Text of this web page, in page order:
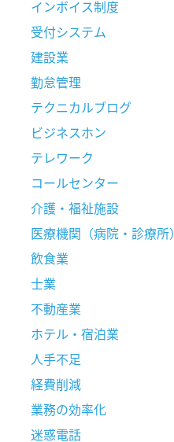
インボイス制度
受付システム
建設業
勤怠管理
テクニカルブログ
ビジネスホン
テレワーク
コールセンター
介護・福祉施設
医療機関（病院・診療所）
飲食業
士業
不動産業
ホテル・宿泊業
人手不足
経費削減
業務の効率化
迷惑電話